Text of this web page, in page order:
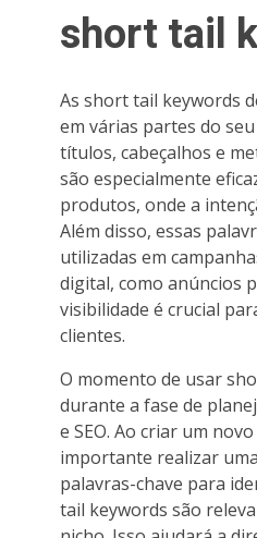
short tail
As short tail keywords
em várias partes do
títulos, cabeçalhos e
são especialmente
produtos, onde a
Além disso, essas
utilizadas em
digital, como anúncios
visibilidade é crucial
clientes.
O momento de usar
durante a fase de
e SEO. Ao criar um
importante realizar
palavras-chave para
tail keywords são